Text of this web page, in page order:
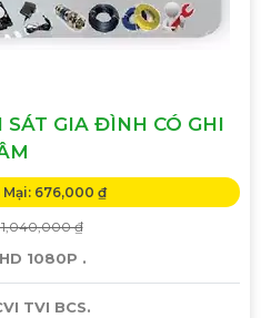
SÁT GIA ĐÌNH CÓ GHI
Mại: 676,000 ₫
1,040,000 ₫
1080P .
TVI BCS.